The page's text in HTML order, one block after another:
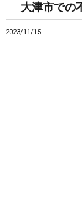
大津市での
2023/11/15